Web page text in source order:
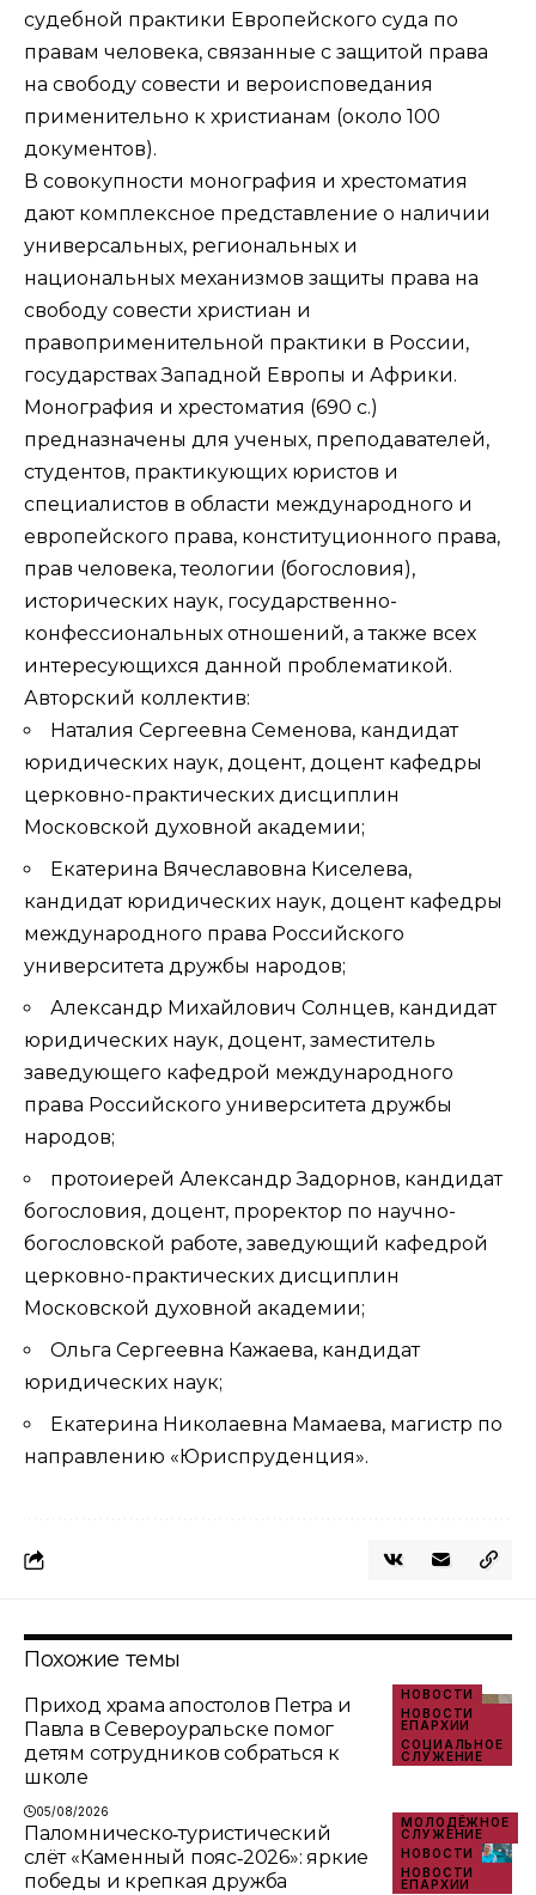
судебной практики Европейского суда по
правам человека, связанные с защитой права
на свободу совести и вероисповедания
применительно к христианам (около 100
документов).
В совокупности монография и хрестоматия
дают комплексное представление о наличии
универсальных, региональных и
национальных механизмов защиты права на
свободу совести христиан и
правоприменительной практики в России,
государствах Западной Европы и Африки.
Монография и хрестоматия (690 с.)
предназначены для ученых, преподавателей,
студентов, практикующих юристов и
специалистов в области международного и
европейского права, конституционного права,
прав человека, теологии (богословия),
исторических наук, государственно-
конфессиональных отношений, а также всех
интересующихся данной проблематикой.
Авторский коллектив:
Наталия Сергеевна Семенова, кандидат
юридических наук, доцент, доцент кафедры
церковно-практических дисциплин
Московской духовной академии;
Екатерина Вячеславовна Киселева,
кандидат юридических наук, доцент кафедры
международного права Российского
университета дружбы народов;
Александр Михайлович Солнцев, кандидат
юридических наук, доцент, заместитель
заведующего кафедрой международного
права Российского университета дружбы
народов;
протоиерей Александр Задорнов, кандидат
богословия, доцент, проректор по научно-
богословской работе, заведующий кафедрой
церковно-практических дисциплин
Московской духовной академии;
Ольга Сергеевна Кажаева, кандидат
юридических наук;
Екатерина Николаевна Мамаева, магистр по
направлению «Юриспруденция».
Похожие темы
НОВОСТИ
НОВОСТИ
ЕПАРХИИ
СОЦИАЛЬНОЕ
СЛУЖЕНИЕ
Приход храма апостолов Петра и
Павла в Североуральске помог
детям сотрудников собраться к
школе
05/08/2026
МОЛОДЁЖНОЕ
СЛУЖЕНИЕ
НОВОСТИ
НОВОСТИ
ЕПАРХИИ
Паломническо‑туристический
слёт «Каменный пояс‑2026»: яркие
победы и крепкая дружба